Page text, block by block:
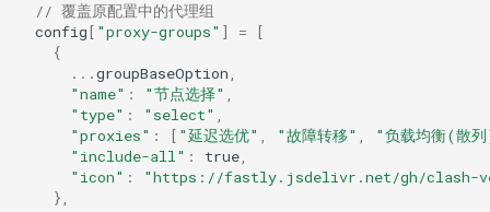
// 覆盖原配置中的代理组
config [ "proxy-groups" ] =
[
{
...groupBaseOption,
"name" : "节点选择" ,
"type" : "select" ,
"proxies" : [ "延迟选优" , "故障转移" ,
"负载均衡(散
"include-all" : true,
"icon" :
"https://fastly.jsdelivr.net/gh/clash-
},